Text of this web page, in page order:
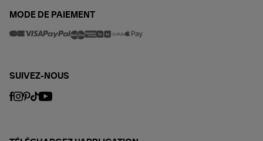
MODE DE PAIEMENT
SUIVEZ-NOUS